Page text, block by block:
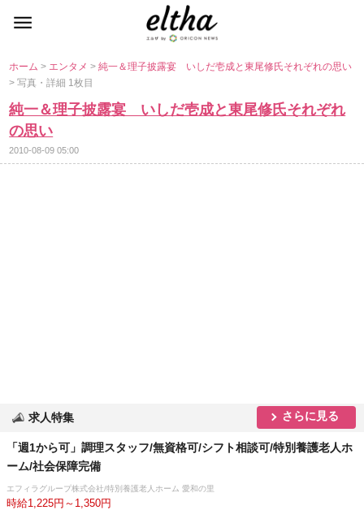
ホーム> エンタメ>純一＆理子披露宴 いしだ壱成と東尾修氏それぞれの思い
> 写真・詳細 1枚目
純一＆理子披露宴 いしだ壱成と東尾修氏それぞれ
の思い
2010-08-09 05:00
求人特集 さらに見る
「週1から可」調理スタッフ/無資格可/シフト相談可/特別養護老人ホ
ーム/社会保障完備
エフィラグループ株式会社/特別養護老人ホーム 愛和の里
時給1,225円～1,350円